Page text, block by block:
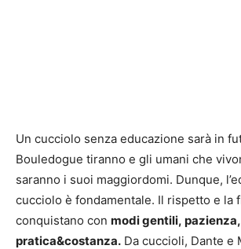
Un cucciolo senza educazione sarà in
Bouledogue tiranno e gli umani che
saranno i suoi maggiordomi. Dunque,
cucciolo è fondamentale. Il rispetto e la
conquistano con modi gentili, pazienza,
pratica&costanza. Da cuccioli, Dante e